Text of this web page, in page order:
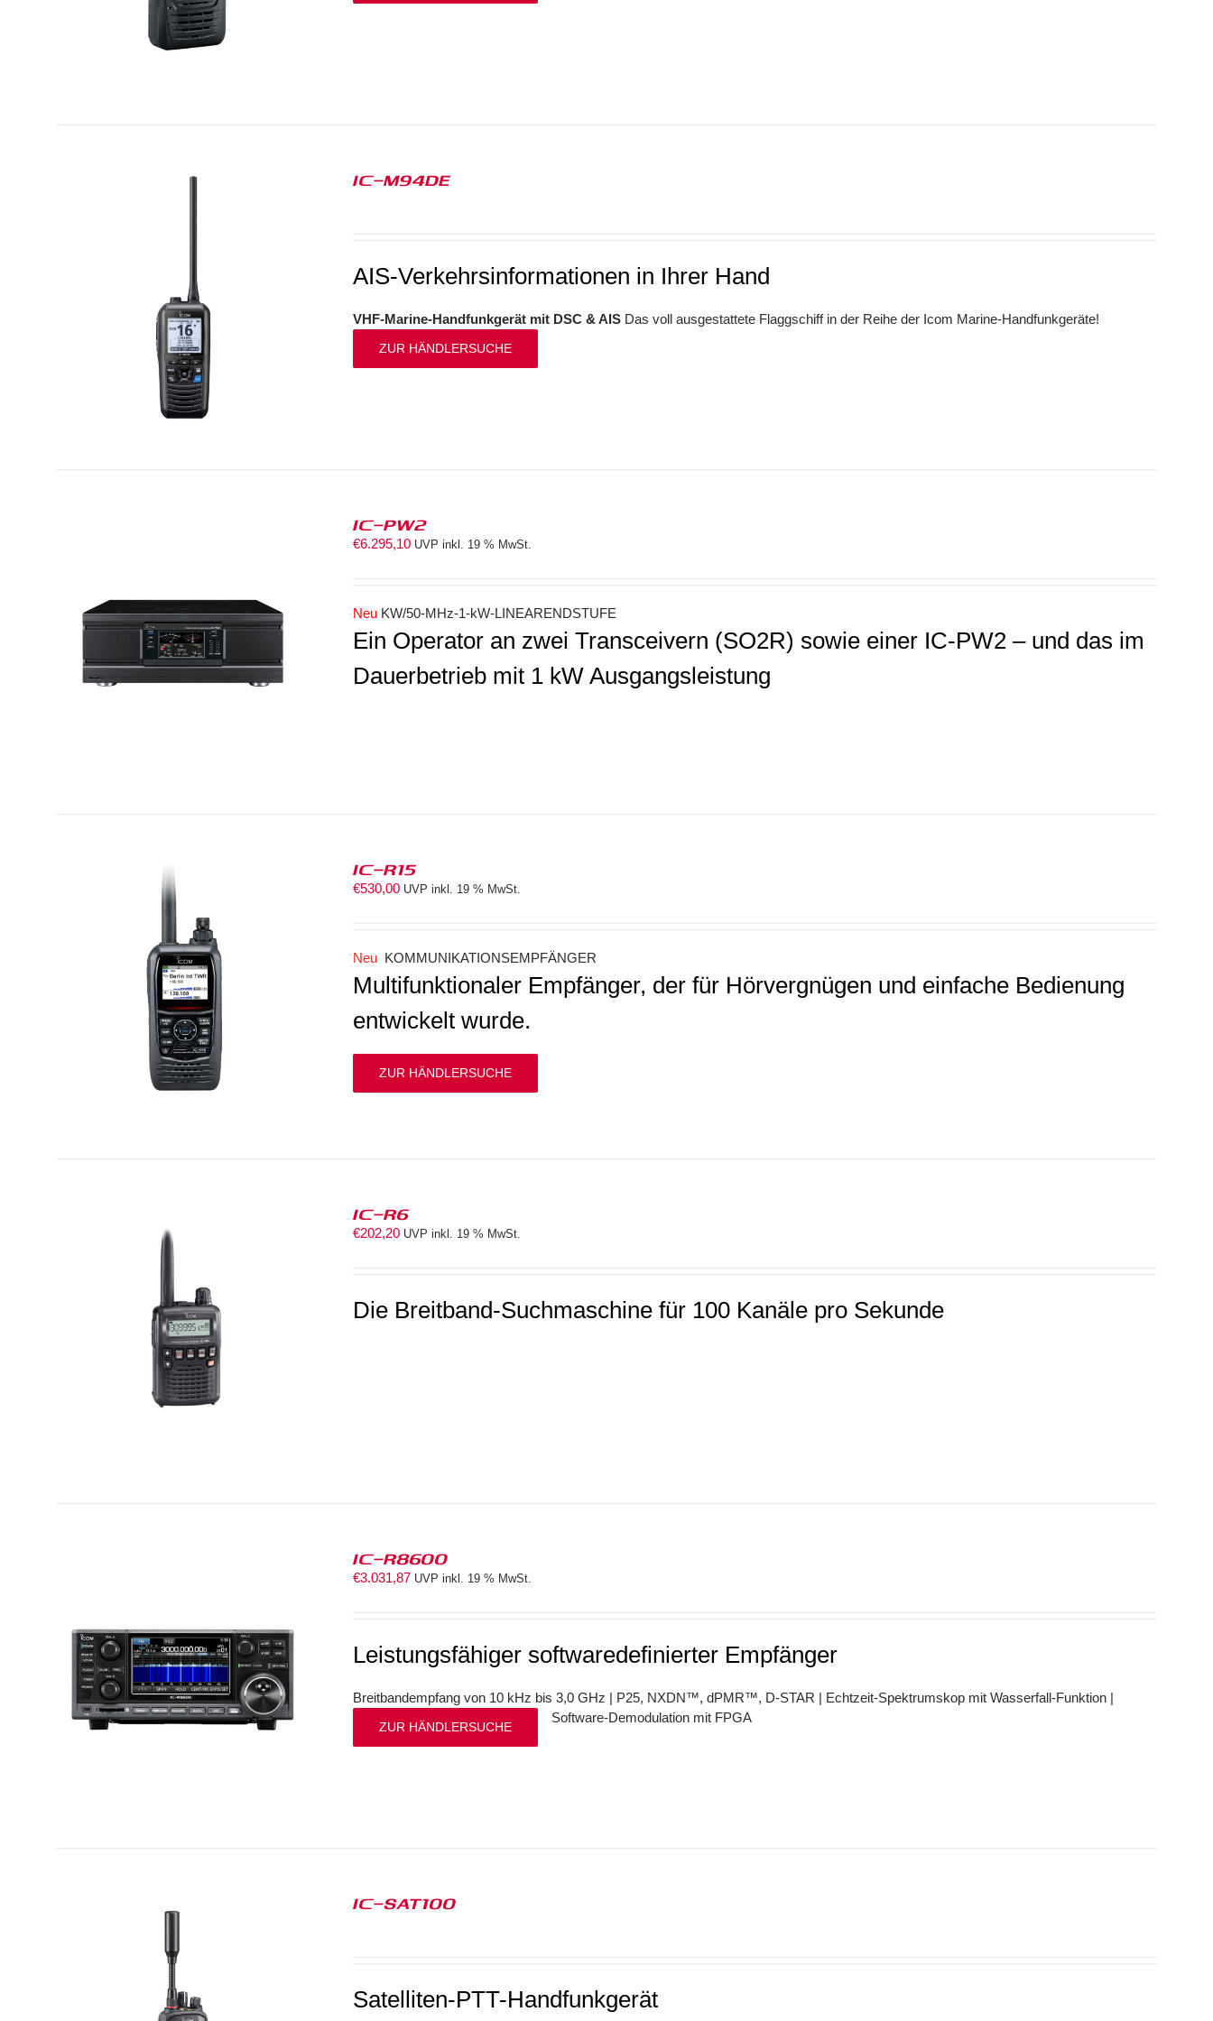
IC-M94DE
AIS-Verkehrsinformationen in Ihrer Hand
VHF-Marine-Handfunkgerät mit DSC & AIS Das voll ausgestattete Flaggschiff in der Reihe der Icom Marine-Handfunkgeräte!
ZUR HÄNDLERSUCHE
IC-PW2
€6.295,10 UVP inkl. 19 % MwSt.
Neu KW/50-MHz-1-kW-LINEARENDSTUFE
Ein Operator an zwei Transceivern (SO2R) sowie einer IC-PW2 – und das im
Dauerbetrieb mit 1 kW Ausgangsleistung
IC-R15
€530,00 UVP inkl. 19 % MwSt.
Neu KOMMUNIKATIONSEMPFÄNGER
Multifunktionaler Empfänger, der für Hörvergnügen und einfache Bedienung
entwickelt wurde.
ZUR HÄNDLERSUCHE
IC-R6
€202,20 UVP inkl. 19 % MwSt.
Die Breitband-Suchmaschine für 100 Kanäle pro Sekunde
IC-R8600
€3.031,87 UVP inkl. 19 % MwSt.
Leistungsfähiger softwaredefinierter Empfänger
Breitbandempfang von 10 kHz bis 3,0 GHz | P25, NXDN™, dPMR™, D-STAR | Echtzeit-Spektrumskop mit Wasserfall-Funktion |
Software-Demodulation mit FPGA
ZUR HÄNDLERSUCHE
IC-SAT100
Satelliten-PTT-Handfunkgerät